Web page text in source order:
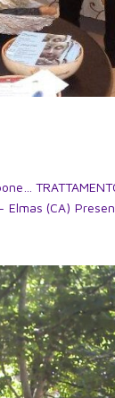
(CA)